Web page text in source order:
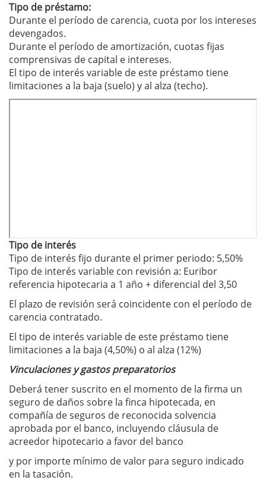
Tipo de préstamo:
Durante el período de carencia, cuota por los intereses
devengados.
Durante el período de amortización, cuotas fijas
comprensivas de capital e intereses.
El tipo de interés variable de este préstamo tiene
limitaciones a la baja (suelo) y al alza (techo).
Tipo de interés
Tipo de interés fijo durante el primer periodo: 5,50%
Tipo de interés variable con revisión a: Euribor
referencia hipotecaria a 1 año + diferencial del 3,50
El plazo de revisión será coincidente con el período de
carencia contratado.
El tipo de interés variable de este préstamo tiene
limitaciones a la baja (4,50%) o al alza (12%)
Vinculaciones y gastos preparatorios
Deberá tener suscrito en el momento de la firma un
seguro de daños sobre la finca hipotecada, en
compañía de seguros de reconocida solvencia
aprobada por el banco, incluyendo cláusula de
acreedor hipotecario a favor del banco
y por importe mínimo de valor para seguro indicado
en la tasación.